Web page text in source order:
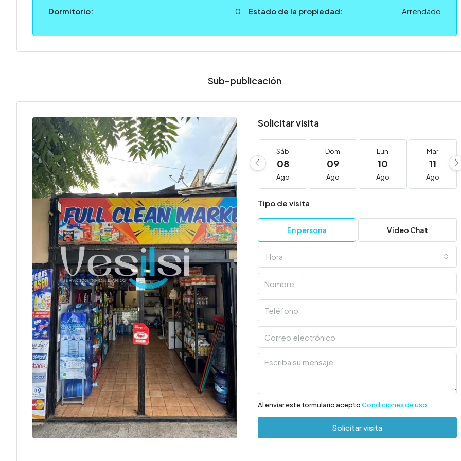
Dormitorio:
0
Estado de la propiedad:
Arrendado
Sub-publicación
Solicitar visita
Sáb
08
Ago
Dom
09
Ago
Lun
10
Ago
Mar
11
Ago
Tipo de visita
En persona Video Chat
Hora
Al enviar este formulario aceptoCondiciones de uso
Solicitar visita